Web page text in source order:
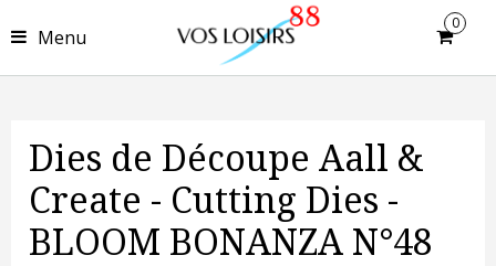
Menu
0
Dies de Découpe Aall &
Create - Cutting Dies -
BLOOM BONANZA N°48